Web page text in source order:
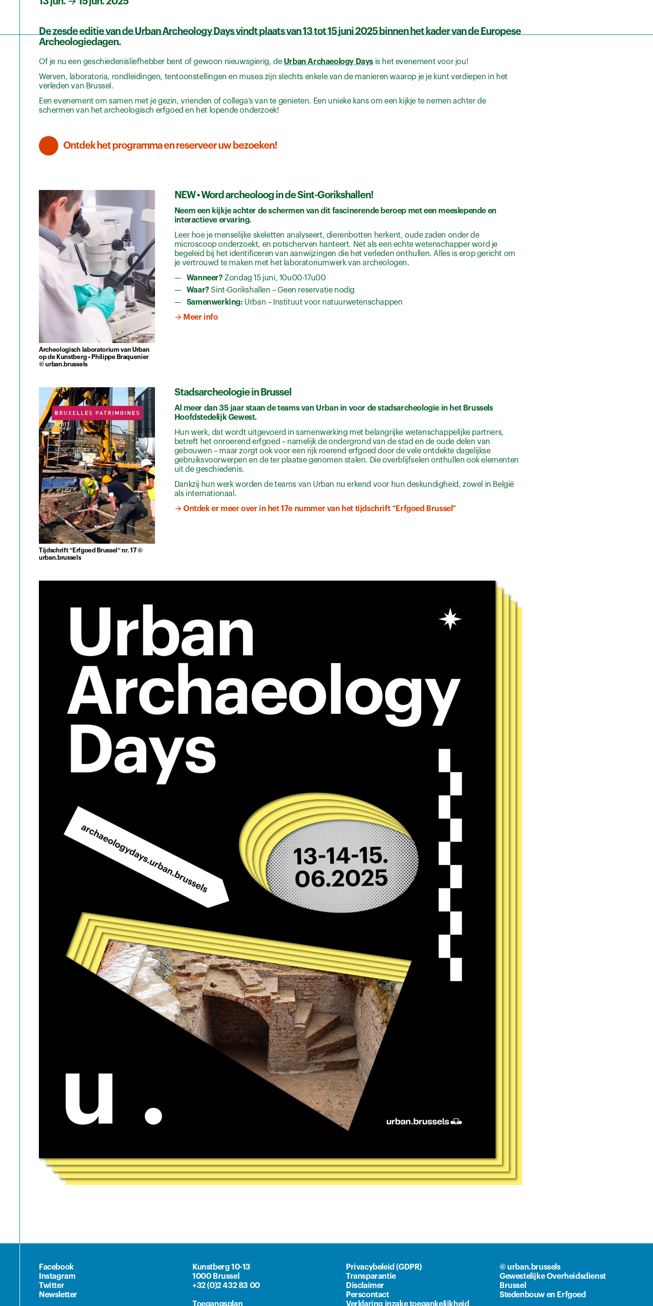
De zesde editie van de Urban Archeology Days vindt plaats van 13 tot 15 juni 2025 binnen het kader van de Europese
Archeologiedagen.
Of je nu een geschiedenisliefhebber bent of gewoon nieuwsgierig, de Urban Archaeology Days is het evenement voor jou!
Werven, laboratoria, rondleidingen, tentoonstellingen en musea zijn slechts enkele van de manieren waarop je je kunt verdiepen in het
verleden van Brussel.
Een evenement om samen met je gezin, vrienden of collega's van te genieten. Een unieke kans om een kijkje te nemen achter de
schermen van het archeologisch erfgoed en het lopende onderzoek!
Ontdek het programma en reserveer uw bezoeken!
Archeologisch laboratorium van Urban
op de Kunstberg • Philippe Braquenier
© urban.brussels
NEW • Word archeoloog in de Sint-Gorikshallen!
Neem een kijkje achter de schermen van dit fascinerende beroep met een meeslepende en
interactieve ervaring.
Leer hoe je menselijke skeletten analyseert, dierenbotten herkent, oude zaden onder de
microscoop onderzoekt, en potscherven hanteert. Net als een echte wetenschapper word je
begeleid bij het identificeren van aanwijzingen die het verleden onthullen. Alles is erop gericht om
je vertrouwd te maken met het laboratoriumwerk van archeologen.
Wanneer? Zondag 15 juni, 10u00-17u00
Waar?Sint-Gorikshallen – Geen reservatie nodig
Samenwerking: Urban – Instituut voor natuurwetenschappen
→ Meer info
Tijdschrift “Erfgoed Brussel” nr. 17 ©
urban.brussels
Stadsarcheologie in Brussel
Al meer dan 35 jaar staan de teams van Urban in voor de stadsarcheologie in het Brussels
Hoofdstedelijk Gewest.
Hun werk, dat wordt uitgevoerd in samenwerking met belangrijke wetenschappelijke partners,
betreft het onroerend erfgoed – namelijk de ondergrond van de stad en de oude delen van
gebouwen – maar zorgt ook voor een rijk roerend erfgoed door de vele ontdekte dagelijkse
gebruiksvoorwerpen en de ter plaatse genomen stalen. Die overblijfselen onthullen ook elementen
uit de geschiedenis.
Dankzij hun werk worden de teams van Urban nu erkend voor hun deskundigheid, zowel in België
als internationaal.
→ Ontdek er meer over in het 17e nummer van het tijdschrift “Erfgoed Brussel”
Facebook
Instagram
Twitter
Newsletter
Kunstberg 10-13
1000 Brussel
+32 (0)2 432 83 00
Toegangsplan
Privacybeleid (GDPR)
Transparantie
Disclaimer
Perscontact
Verklaring inzake toegankelijkheid
© urban.brussels
Gewestelijke Overheidsdienst
Brussel
Stedenbouw en Erfgoed